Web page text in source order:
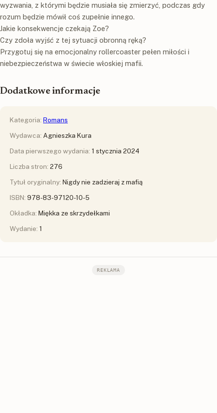
wyzwania, z którymi będzie musiała się zmierzyć, podczas gdy
rozum będzie mówił coś zupełnie innego.
Jakie konsekwencje czekają Zoe?
Czy zdoła wyjść z tej sytuacji obronną ręką?
Przygotuj się na emocjonalny rollercoaster pełen miłości i
niebezpieczeństwa w świecie włoskiej mafii.
Dodatkowe informacje
Kategoria: Romans
Wydawca: Agnieszka Kura
Data pierwszego wydania: 1 stycznia 2024
Liczba stron: 276
Tytuł oryginalny: Nigdy nie zadzieraj z mafią
ISBN: 978-83-97120-10-5
Okładka: Miękka ze skrzydełkami
Wydanie: 1
REKLAMA